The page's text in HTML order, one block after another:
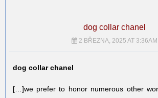
dog collar chanel
2 BŘEZNA, 2025 AT 3:36AM
dog collar chanel
[…]we prefer to honor numerous other